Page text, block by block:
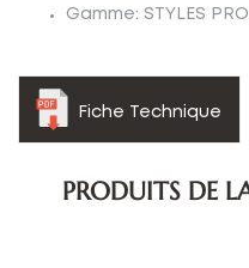
Gamme: STYLES PRO
Fiche Technique
PRODUITS DE